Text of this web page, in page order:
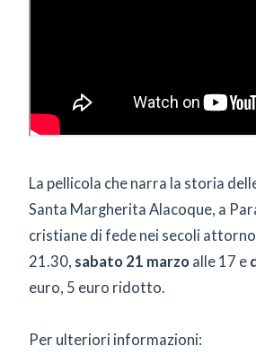
La pellicola che narra la storia
Santa Margherita Alacoque, a
cristiane di fede nei secoli
21.30, sabato 21 marzo alle 17 e
euro, 5 euro ridotto.
Per ulteriori informazioni: